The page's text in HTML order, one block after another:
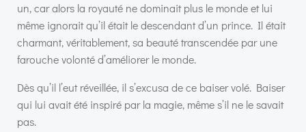
un, car alors la royauté ne dominait plus le monde et lui
même ignorait qu’il était le descendant d’un prince. Il était
charmant, véritablement, sa beauté transcendée par une
farouche volonté d’améliorer le monde.
Dès qu’il l’eut réveillée, il s’excusa de ce baiser volé. Baiser
qui lui avait été inspiré par la magie, même s’il ne le savait
pas.